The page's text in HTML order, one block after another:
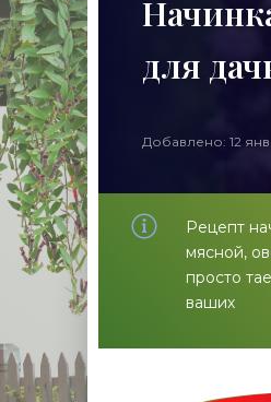
для
Добавлено: 12
Рецепт
мясной,
просто
ваших